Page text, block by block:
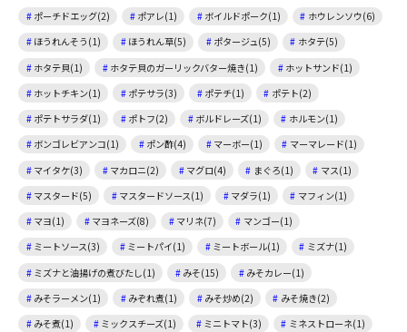
ポーチドエッグ(2)
ポアレ(1) ボイルドポーク(1)
ホウレンソウ(6)
ほうれんそう(1)
ほうれん草(5) ポタージュ(5)
ホタテ(5)
ホタテ貝(1)
ホタテ貝のガーリックバター焼き(1)
ホットサンド(1)
ホットチキン(1)
ポテサラ(3) ポテチ(1)
ポテト(2)
ポテトサラダ(1)
ポトフ(2) ボルドレーズ(1)
ホルモン(1)
ボンゴレビアンコ(1)
ポン酢(4) マーボー(1)
マーマレード(1)
マイタケ(3)
マカロニ(2) マグロ(4) まぐろ(1)
マス(1)
マスタード(5)
マスタードソース(1) マダラ(1)
マフィン(1)
マヨ(1)
マヨネーズ(8) マリネ(7)
マンゴー(1)
ミートソース(3)
ミートパイ(1) ミートボール(1)
ミズナ(1)
ミズナと油揚げの煮びたし(1)
みそ(15)
みそカレー(1)
みそラーメン(1)
みぞれ煮(1) みそ炒め(2)
みそ焼き(2)
みそ煮(1)
ミックスチーズ(1) ミニトマト(3)
ミネストローネ(1)